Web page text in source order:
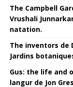
The Campbell
Vrushali
natation.
The inventors de
Jardins
Gus: the life and
langur de Jon